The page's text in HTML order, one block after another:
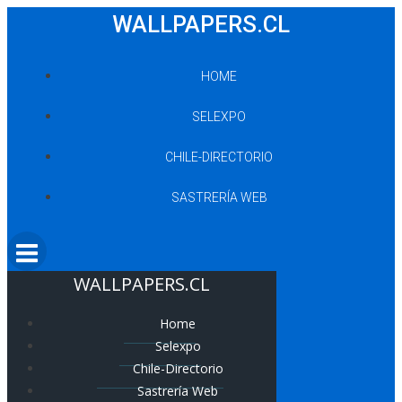
WALLPAPERS.CL
HOME
SELEXPO
CHILE-DIRECTORIO
SASTRERÍA WEB
WALLPAPERS.CL
Home
Selexpo
Chile-Directorio
Sastrería Web